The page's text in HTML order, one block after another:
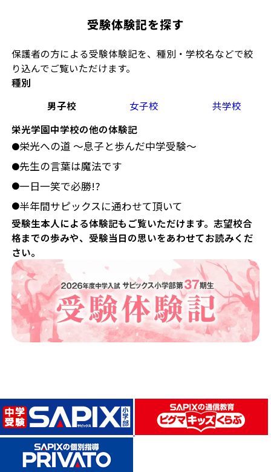
受験体験記を探す
保護者の方による受験体験記を、種別・学校名などで絞
り込んでご覧いただけます。
種別
男子校
女子校
共学校
栄光学園中学校の他の体験記
●栄光への道 ～息子と歩んだ中学受験～
●先生の言葉は魔法です
●一日一笑で必勝!?
●半年間サピックスに通わせて頂いて
受験生本人による体験記もご覧いただけます。志望校合
格までの歩みや、受験当日の思いをあわせてお読みくだ
さい。